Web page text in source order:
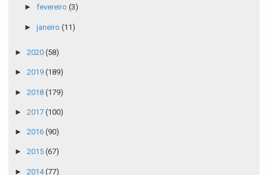
► fevereiro (3)
► janeiro (11)
► 2020 (58)
► 2019 (189)
► 2018 (179)
► 2017 (100)
► 2016 (90)
► 2015 (67)
► 2014(77)